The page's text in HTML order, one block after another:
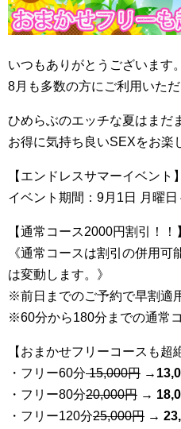
いつもありがとうございます。
8月も多数の方にご利用いた
ひめらぶのエッチな夏はまだ
お得に気持ち良いSEXをお楽
【エンドレスサマーイベント】
イベント期間：9月1日 月曜日
【通常コース2000円割引！！
《通常コースは割引の併用
は変動します。》
※前日までのご予約で早割適
※60分から180分までの通常
【おまかせフリーコースも超
・フリー60分15,000円 → 13
・フリー80分20,000円 →
・フリー120分25,000円 →